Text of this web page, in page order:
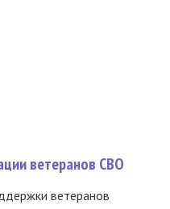
ветеранов СВО
ветеранов